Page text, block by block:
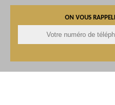
ON VOUS